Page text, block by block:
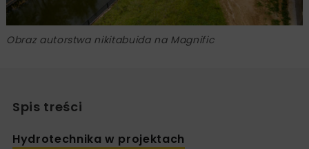
Obraz autorstwa nikitabuida na Magnific
Spis treści
Hydrotechnika w projektach